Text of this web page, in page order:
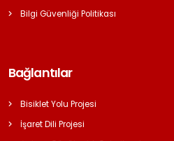
Bilgi Güvenliği Politikası
Bağlantılar
Bisiklet Yolu Projesi
İşaret Dili Projesi